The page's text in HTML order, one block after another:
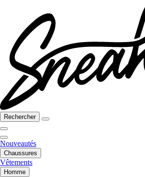
Rechercher
Nouveautés
Chaussures
Vêtements
Homme